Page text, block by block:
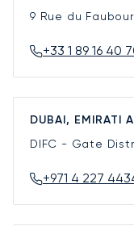
9 Rue du
+33 1 89 16 40
DUBAI, EMIRATI
DIFC - Gate
+971 4 227